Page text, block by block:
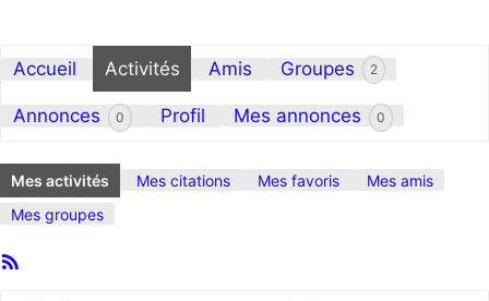
Accueil Activités Amis Groupes 2
Annonces 0 Profil Mes annonces 0
Mes activités Mes citations Mes favoris
Mes amis
Mes groupes